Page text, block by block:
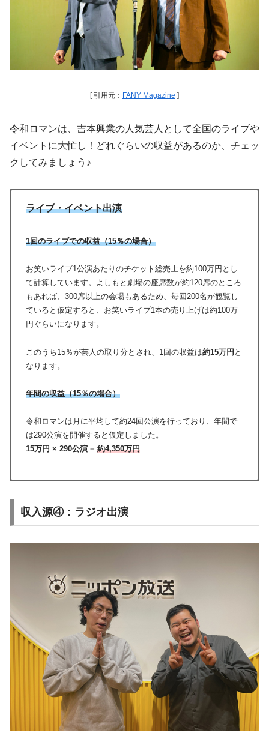
[ 引用元： FANY Magazine ]
令和ロマンは、吉本興業の人気芸人として全国のライブや
イベントに大忙し！どれぐらいの収益があるのか、チェッ
クしてみましょう♪
ライブ・イベント出演
1回のライブでの収益（15％の場合）
お笑いライブ1公演あたりのチケット総売上を約100万円とし
て計算しています。よしもと劇場の座席数が約120席のところ
もあれば、300席以上の会場もあるため、毎回200名が観覧し
ていると仮定すると、お笑いライブ1本の売り上げは約100万
円ぐらいになります。
このうち15％が芸人の取り分とされ、1回の収益は約15万円 と
なります。
年間の収益（15％の場合）
令和ロマンは月に平均して約24回公演を行っており、年間で
は290公演を開催すると仮定しました。
15万円 × 290公演 = 約4,350万円
収入源④：ラジオ出演